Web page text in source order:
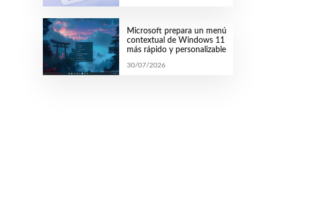
Microsoft prepara un menú
contextual de Windows 11
más rápido y personalizable
30/07/2026